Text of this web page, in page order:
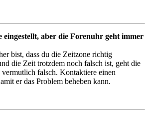
eingestellt, aber die Forenuhr geht immer
bist, dass du die Zeitzone richtig
die Zeit trotzdem noch falsch ist, geht die
vermutlich falsch. Kontaktiere einen
er das Problem beheben kann.